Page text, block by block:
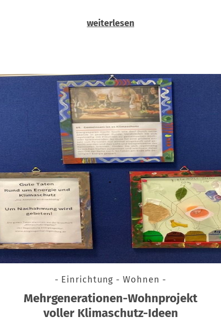
weiterlesen
- Einrichtung - Wohnen -
Mehrgenerationen-Wohnprojekt
voller Klimaschutz-Ideen